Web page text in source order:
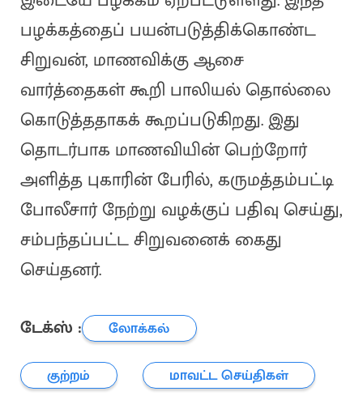
பழக்கத்தைப் பயன்படுத்திக்கொண்ட
சிறுவன், மாணவிக்கு ஆசை
வார்த்தைகள் கூறி பாலியல் தொல்லை
கொடுத்ததாகக் கூறப்படுகிறது. இது
தொடர்பாக மாணவியின் பெற்றோர்
அளித்த புகாரின் பேரில், கருமத்தம்பட்டி
போலீசார் நேற்று வழக்குப் பதிவு செய்து,
சம்பந்தப்பட்ட சிறுவனைக் கைது
செய்தனர்.
டேக்ஸ் :
லோக்கல்
குற்றம்
மாவட்ட செய்திகள்